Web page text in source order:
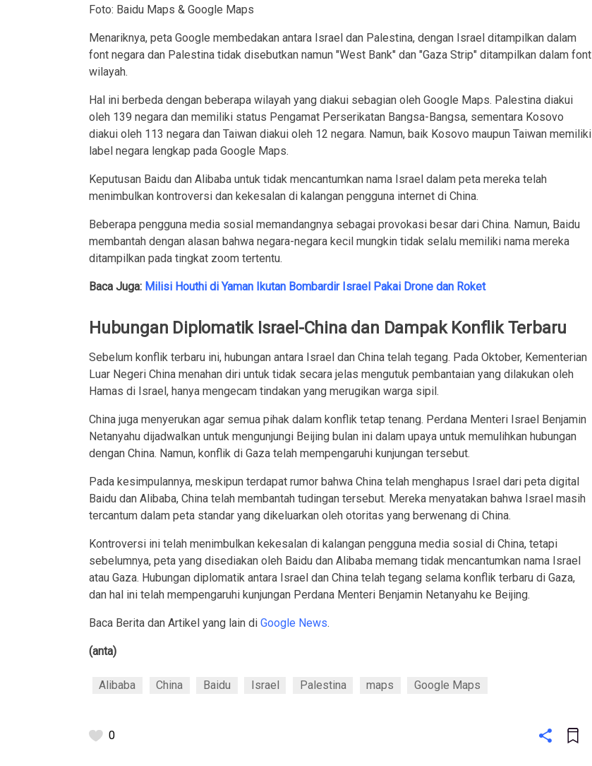
Foto: Baidu Maps & Google Maps
Menariknya, peta Google membedakan antara Israel dan Palestina, dengan Israel ditampilkan dalam
font negara dan Palestina tidak disebutkan namun "West Bank" dan "Gaza Strip" ditampilkan dalam font
wilayah.
Hal ini berbeda dengan beberapa wilayah yang diakui sebagian oleh Google Maps. Palestina diakui
oleh 139 negara dan memiliki status Pengamat Perserikatan Bangsa-Bangsa, sementara Kosovo
diakui oleh 113 negara dan Taiwan diakui oleh 12 negara. Namun, baik Kosovo maupun Taiwan memiliki
label negara lengkap pada Google Maps.
Keputusan Baidu dan Alibaba untuk tidak mencantumkan nama Israel dalam peta mereka telah
menimbulkan kontroversi dan kekesalan di kalangan pengguna internet di China.
Beberapa pengguna media sosial memandangnya sebagai provokasi besar dari China. Namun, Baidu
membantah dengan alasan bahwa negara-negara kecil mungkin tidak selalu memiliki nama mereka
ditampilkan pada tingkat zoom tertentu.
Baca Juga: Milisi Houthi di Yaman Ikutan Bombardir Israel Pakai Drone dan Roket
Hubungan Diplomatik Israel-China dan Dampak Konflik Terbaru
Sebelum konflik terbaru ini, hubungan antara Israel dan China telah tegang. Pada Oktober, Kementerian
Luar Negeri China menahan diri untuk tidak secara jelas mengutuk pembantaian yang dilakukan oleh
Hamas di Israel, hanya mengecam tindakan yang merugikan warga sipil.
China juga menyerukan agar semua pihak dalam konflik tetap tenang. Perdana Menteri Israel Benjamin
Netanyahu dijadwalkan untuk mengunjungi Beijing bulan ini dalam upaya untuk memulihkan hubungan
dengan China. Namun, konflik di Gaza telah mempengaruhi kunjungan tersebut.
Pada kesimpulannya, meskipun terdapat rumor bahwa China telah menghapus Israel dari peta digital
Baidu dan Alibaba, China telah membantah tudingan tersebut. Mereka menyatakan bahwa Israel masih
tercantum dalam peta standar yang dikeluarkan oleh otoritas yang berwenang di China.
Kontroversi ini telah menimbulkan kekesalan di kalangan pengguna media sosial di China, tetapi
sebelumnya, peta yang disediakan oleh Baidu dan Alibaba memang tidak mencantumkan nama Israel
atau Gaza. Hubungan diplomatik antara Israel dan China telah tegang selama konflik terbaru di Gaza,
dan hal ini telah mempengaruhi kunjungan Perdana Menteri Benjamin Netanyahu ke Beijing.
Baca Berita dan Artikel yang lain di Google News.
(anta)
Alibaba China Baidu Israel Palestina maps Google Maps
0